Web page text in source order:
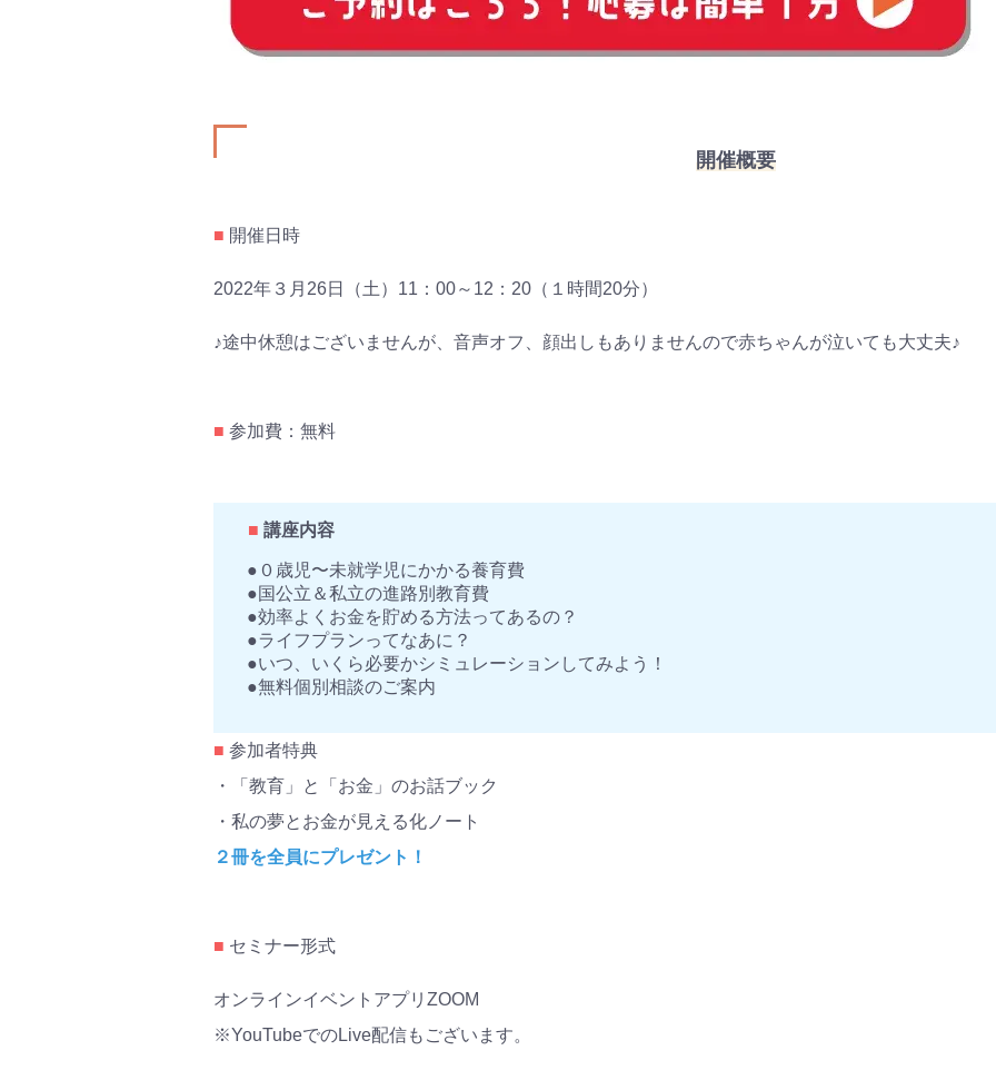
開催概要
■ 開催日時
2022年３月26日（土）11：00～12：20（１時間20分）
♪途中休憩はございませんが、音声オフ、顔出しもありませんので赤ちゃんが泣いても大丈夫♪
■ 参加費：無料
■ 講座内容
●０歳児〜未就学児にかかる養育費
●国公立＆私立の進路別教育費
●効率よくお金を貯める方法ってあるの？
●ライフプランってなあに？
●いつ、いくら必要かシミュレーションしてみよう！
●無料個別相談のご案内
■ 参加者特典
・「教育」と「お金」のお話ブック
・私の夢とお金が見える化ノート
２冊を全員にプレゼント！
■ セミナー形式
オンラインイベントアプリZOOM
※YouTubeでのLive配信もございます。